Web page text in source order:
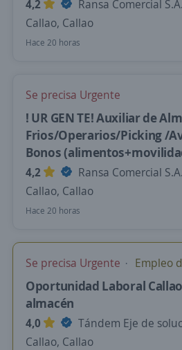
4,2
Ransa Comercial S.A.
Callao, Callao
Hace 20 horas
Se precisa Urgente
! UR GEN TE! Auxiliar de
Frios/Operarios/Picking /
Bonos
4,2
Ransa Comercial S.A.
Callao, Callao
Hace 20 horas
Se precisa Urgente Empleo
Oportunidad Laboral
almacén
4,0
Tándem Eje de
Callao, Callao